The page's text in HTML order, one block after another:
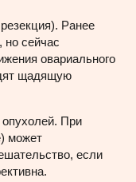
Ранее
но сейчас
овариального
щадящую
При
может
если